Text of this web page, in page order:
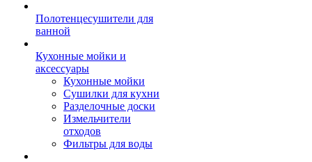
Полотенцесушители для
ванной
Кухонные мойки и
аксессуары
Кухонные мойки
Сушилки для кухни
Разделочные доски
Измельчители
отходов
Фильтры для воды